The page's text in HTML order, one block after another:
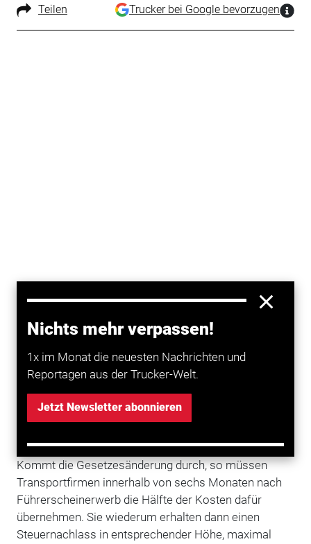
Teilen Trucker bei Google bevorzugen
Nichts mehr verpassen!
1x im Monat die neuesten Nachrichten und
Reportagen aus der Trucker-Welt.
Jetzt Newsletter abonnieren
Rom. Die Änderung des Haushaltsgesetzes in
hat eine erste Hürde genommen: Die
Hälfte der Kosten für Lkw-Führerscheine. Genau das
hat der Haushaltsausschuss der Kammer nun
Kommt die Gesetzesänderung durch, so müssen
Transportfirmen innerhalb von sechs Monaten nach
Führerscheinerwerb die Hälfte der Kosten dafür
übernehmen. Sie wiederum erhalten dann einen
Steuernachlass in entsprechender Höhe, maximal